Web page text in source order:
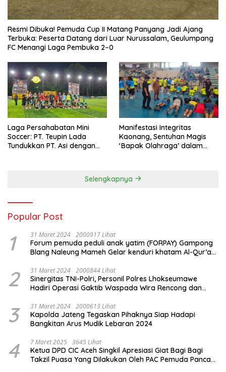
Resmi Dibuka! Pemuda Cup II Matang Panyang Jadi Ajang
Terbuka: Peserta Datang dari Luar Nurussalam, Geulumpang
FC Menangi Laga Pembuka 2–0
Laga Persahabatan Mini
Soccer: PT. Teupin Lada
Tundukkan PT. Asi dengan
Manifestasi Integritas
Kaonang, Sentuhan Magis
‘Bapak Olahraga’ dalam
Selengkapnya
Popular Post
1 31 Maret 2024 2000917 Lihat
Forum pemuda peduli anak yatim (FORPAY) Gampong
Blang Naleung Mameh Gelar kenduri khatam Al-Qur’an
2 31 Maret 2024 2000844 Lihat
Sinergitas TNI-Polri, Personil Polres Lhokseumawe
Hadiri Operasi Gaktib Waspada Wira Rencong dan
3 31 Maret 2024 2000613 Lihat
Kapolda Jateng Tegaskan Pihaknya Siap Hadapi
Bangkitan Arus Mudik Lebaran 2024
4 7 Maret 2025 3645 Lihat
Ketua DPD CIC Aceh Singkil Apresiasi Giat Bagi Bagi
Takzil Puasa Yang Dilakukan Oleh PAC Pemuda Panca